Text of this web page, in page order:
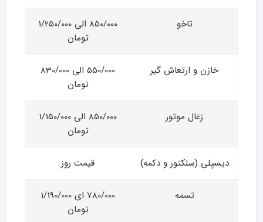
تاخو
850/000 الی 1/250/000
تومان
خازن و ارتعاش گیر
550/000 الی 830/000
تومان
زغال موتور
850/000 الی 1/150/000
تومان
دیسپلی (سلکتور و دکمه) قیمت روز
تسمه
780/000 ای 1/190/000
تومان